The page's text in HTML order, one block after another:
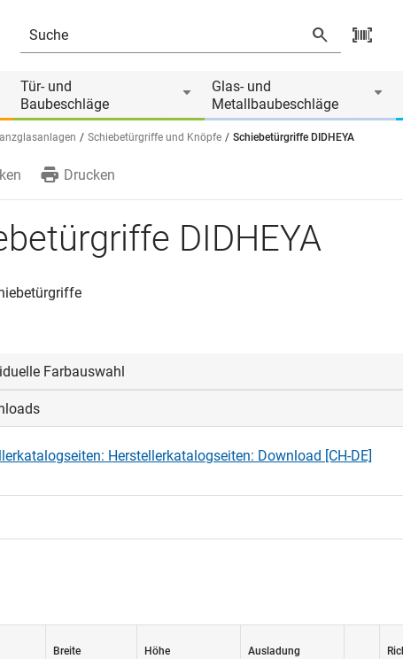
Tür- und
Baubeschläge
Glas- und
Metallbaubeschläge
Schiebetürgriffe und Knöpfe Schiebetürgriffe DIDHEYA
Drucken
DIDHEYA
Farbauswahl
kann dieser Artikel in verschiedenen RAL- oder metallischen
Herstellerkatalogseiten: Download [CH-DE]
Breite Höhe Ausladung